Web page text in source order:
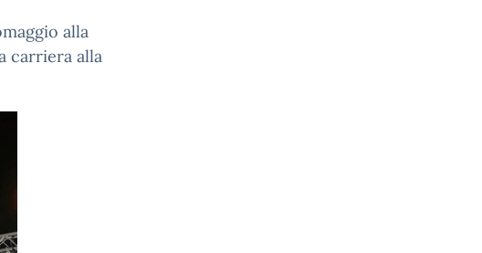
alla
carriera alla